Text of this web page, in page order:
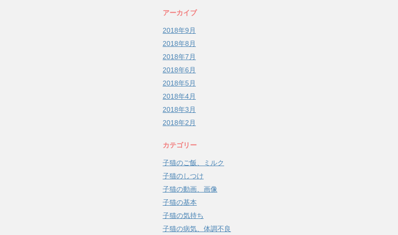
アーカイブ
2018年9月
2018年8月
2018年7月
2018年6月
2018年5月
2018年4月
2018年3月
2018年2月
カテゴリー
子猫のご飯、ミルク
子猫のしつけ
子猫の動画、画像
子猫の基本
子猫の気持ち
子猫の病気、体調不良